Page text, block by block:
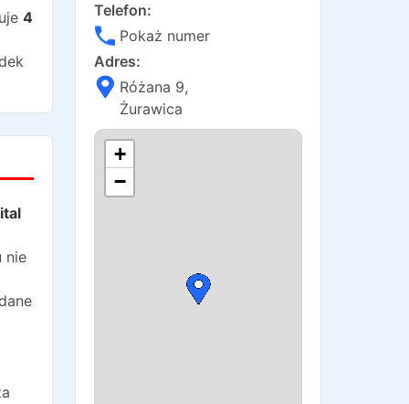
4
nie
Telefon:
Pokaż numer
Adres:
Różana 9,
Żurawica
+
−